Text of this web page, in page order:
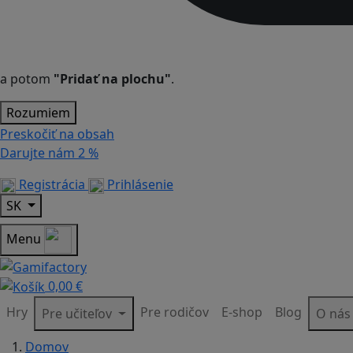
a potom "Pridať na plochu".
Rozumiem
Preskočiť na obsah
Darujte nám 2 %
Registrácia
Prihlásenie
SK
Menu
0,00 €
Hry
Pre učiteľov Pre rodičov E-shop Blog
O nás
Domov